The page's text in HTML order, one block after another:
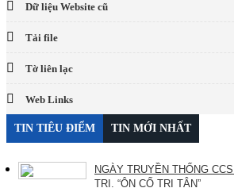
Dữ liệu Website cũ
Tải file
Tờ liên lạc
Web Links
TIN TIÊU ĐIỂM TIN MỚI NHẤT
NGÀY TRUYỀN THỐNG
TRỊ. “ÔN CỐ TRI TÂN”